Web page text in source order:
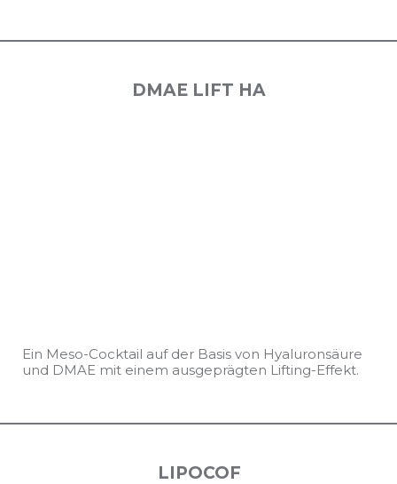
DMAE LIFT HA
Ein Meso-Cocktail auf der Basis von Hyaluronsäure
und DMAE mit einem ausgeprägten Lifting-Effekt.
LIPOCOF